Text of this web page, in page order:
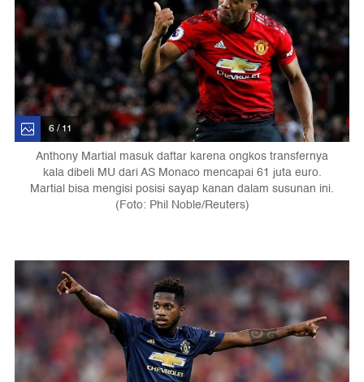
6 / 11
Anthony Martial masuk daftar karena ongkos transfernya
kala dibeli MU dari AS Monaco mencapai 61 juta euro.
Martial bisa mengisi posisi sayap kanan dalam susunan ini.
(Foto: Phil Noble/Reuters)